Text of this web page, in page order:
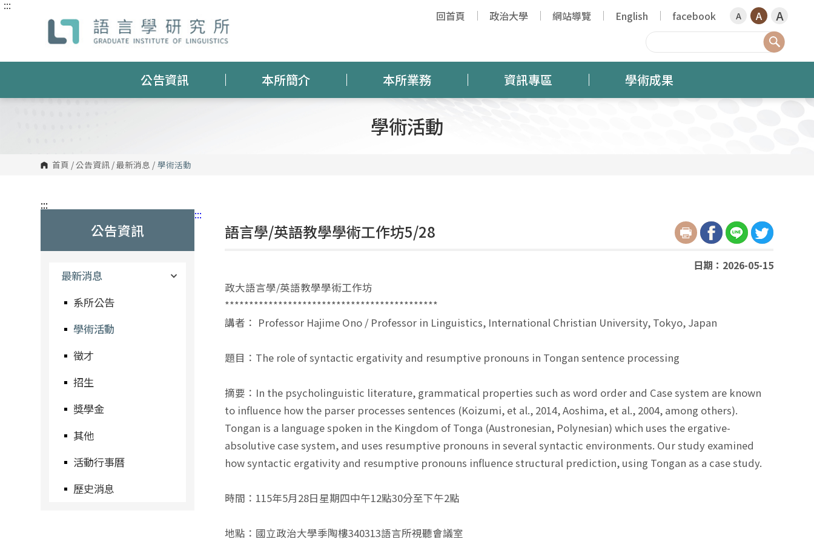
跳
區
:::
回首頁 政治大學 網站導覽 English facebook A A A
公告資訊 本所簡介 本所業務 資訊專區 學術成果
學術活動
首頁 /公告資訊 /最新消息 / 學術活動
:::
公告資訊
最新消息
系所公告
學術活動
徵才
招生
獎學金
其他
活動行事曆
歷史消息
:::
語言學/英語教學學術工作坊5/28
日期：2026-05-15
政大語言學/英語教學學術工作坊
********************************************
講者： Professor Hajime Ono / Professor in Linguistics, International Christian University, Tokyo, Japan
題目：The role of syntactic ergativity and resumptive pronouns in Tongan sentence processing
摘要：In the psycholinguistic literature, grammatical properties such as word order and Case system are known
to influence how the parser processes sentences (Koizumi, et al., 2014, Aoshima, et al., 2004, among others).
Tongan is a language spoken in the Kingdom of Tonga (Austronesian, Polynesian) which uses the ergative-
absolutive case system, and uses resumptive pronouns in several syntactic environments. Our study examined
how syntactic ergativity and resumptive pronouns influence structural prediction, using Tongan as a case study.
時間：115年5月28日星期四中午12點30分至下午2點
地點：國立政治大學季陶樓340313語言所視聽會議室